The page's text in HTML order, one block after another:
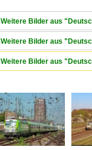
Weitere Bilder aus
Weitere Bilder aus
Weitere Bilder aus